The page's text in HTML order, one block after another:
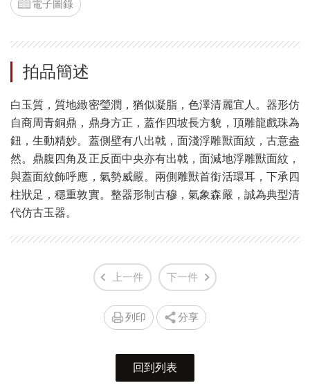
電子圖錄
拍品簡述
白玉質，質地緻密瑩潤，猶似凝脂，色澤清麗宜人。器形仿
自商周青銅鼎，鼎身方正，蓋作四坡長方貌，頂雕龍戲珠為
鈕，生動精妙。蓋側壁有八出戟，面淺浮雕獸面紋，古意盎
然。鼎腹四角及正反面中央亦有出戟，面減地浮雕獸面紋，
與蓋面紋飾呼應，氣勢威嚴。兩側雕獸首銜活環耳，下承四
柱狀足，穩重敦實。整器形制古穆，氣象森嚴，誠為典型清
代仿古玉器。
上一件 下一件
列印 分享
回到列表